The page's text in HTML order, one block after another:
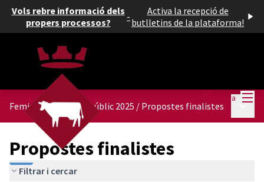
Vols rebre informació dels
propers processos?
-
Activa la recepció de
butlletins de la plataforma!
Entra
Feminitzem l'espai públic 2025 / Propostes finalistes
Propostes finalistes
Filtrar i cercar